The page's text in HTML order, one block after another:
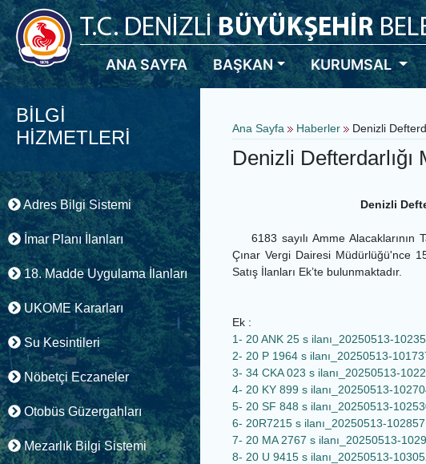
ANA SAYFA BAŞKAN KURUMSAL
BİLGİ
HİZMETLERİ
Adres Bilgi Sistemi
İmar Planı İlanları
18. Madde Uygulama İlanları
UKOME Kararları
Su Kesintileri
Nöbetçi Eczaneler
Otobüs Güzergahları
Mezarlık Bilgi Sistemi
Ana Sayfa Haberler Denizli
Denizli Defterdarlığı
Denizli
6183 sayılı Amme Alacaklarının
Çınar Vergi Dairesi Müdürlüğü'nce
Satış İlanları Ek’te bulunmaktadır.
Ek :
1- 20 ANK 25 s ilanı_20250513-
2- 20 P 1964 s ilanı_20250513-
3- 34 CKA 023 s ilanı_20250513-
4- 20 KY 899 s ilanı_20250513-
5- 20 SF 848 s ilanı_20250513-
6- 20R7215 s ilanı_20250513-102857
7- 20 MA 2767 s ilanı_20250513-
8- 20 U 9415 s ilanı_20250513-